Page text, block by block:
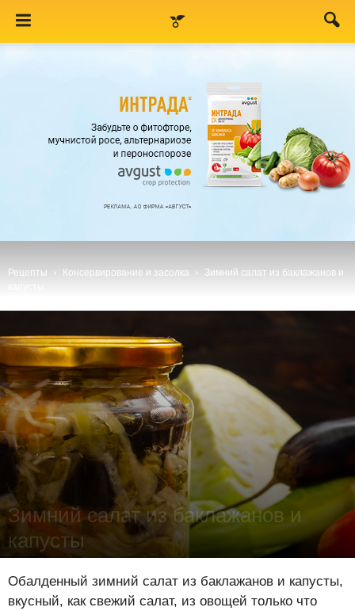
Рецепты Консервирование и засолка
Зимний салат из баклажанов и
Зимний салат из баклажанов и
капусты
Обалденный зимний салат из баклажанов и капусты,
вкусный, как свежий салат, из овощей только что